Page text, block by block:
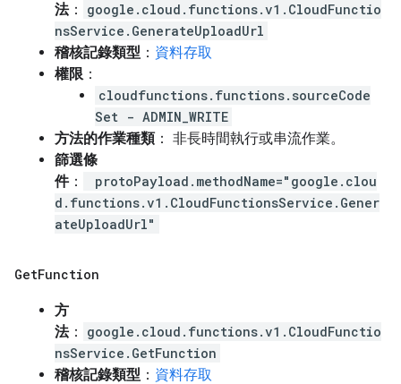
法：
google.cloud.functions.v1.CloudFunctio
nsService.GenerateUploadUrl
稽核記錄類型 ： 資料存取
權限 ：
cloudfunctions.functions.sourceCode
Set - ADMIN_WRITE
方法的作業種類： 非長時間執行或串流作業。
篩選條
件：
protoPayload.methodName="google.clou
d.functions.v1.CloudFunctionsService.Gener
ateUploadUrl"
GetFunction
方
法：
google.cloud.functions.v1.CloudFunctio
nsService.GetFunction
稽核記錄類型 ： 資料存取